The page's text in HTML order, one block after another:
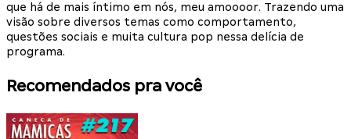
que há de mais íntimo em nós, meu amoooor. Trazendo uma
visão sobre diversos temas como comportamento,
questões sociais e muita cultura pop nessa delícia de
programa.
Recomendados pra você